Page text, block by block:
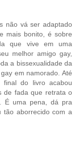
não vá ser adaptado
mais bonito, é sobre
que vive em uma
melhor amigo gay,
a bissexualidade da
em namorado. Até
do livro acabou
de fada que retrata o
É uma pena, dá pra
tão aborrecido com a